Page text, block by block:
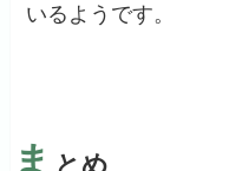
いるようです。
ま とめ